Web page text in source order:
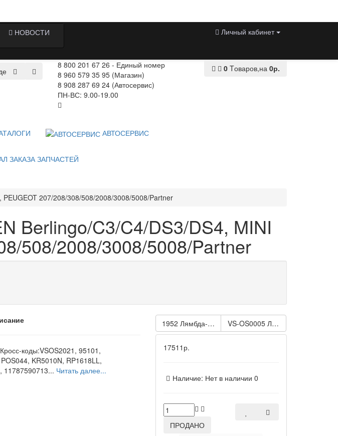
НОВОСТИ Личный кабинет
8 800 201 67 26 - Единый номер
8 960 579 35 95 (Магазин)
8 908 287 69 24 (Автосервис)
ПН-ВС: 9.00-19.00
0 Tоваров,на 0р.
АВТОСЕРВИС
ЗАКАЗА ЗАПЧАСТЕЙ
207/208/308/508/2008/3008/5008/Partner
Berlingo/C3/C4/DS3/DS4, MINI
508/2008/3008/5008/Partner
коды:VSOS2021, 95101,
KR5010N, RP1618LL,
11787590713... Читать далее...
1952 Лямбда-зонд универсальный AUDI, VW,
VS-OS0005 Лямбда-зонд
17511р.
Наличие: Нет в наличии 0
ПРОДАНО